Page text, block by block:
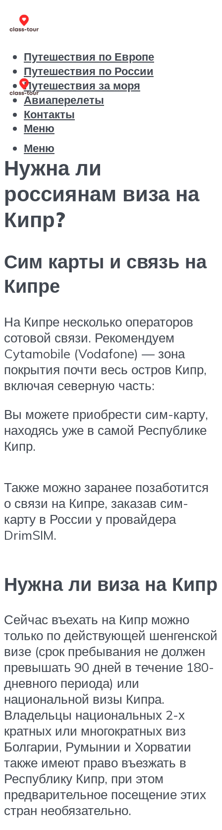
Путешествия по Европе
Путешествия по России
Путешествия за моря
Авиаперелеты
Контакты
Меню
Меню
Нужна ли
россиянам виза на
Кипр?
Сим карты и связь на
Кипре
На Кипре несколько операторов
сотовой связи. Рекомендуем
Cytamobile (Vodafone) — зона
покрытия почти весь остров Кипр,
включая северную часть:
Вы можете приобрести сим-карту,
находясь уже в самой Республике
Кипр.
Также можно заранее позаботится
о связи на Кипре, заказав сим-
карту в России у провайдера
DrimSIM.
Нужна ли виза на Кипр
Сейчас въехать на Кипр можно
только по действующей шенгенской
визе (срок пребывания не должен
превышать 90 дней в течение 180-
дневного периода) или
национальной визы Кипра.
Владельцы национальных 2-х
кратных или многократных виз
Болгарии, Румынии и Хорватии
также имеют право въезжать в
Республику Кипр, при этом
предварительное посещение этих
стран необязательно.